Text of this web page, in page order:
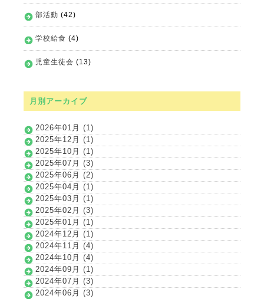
部活動 (42)
学校給食 (4)
児童生徒会 (13)
月別アーカイブ
2026年01月 (1)
2025年12月 (1)
2025年10月 (1)
2025年07月 (3)
2025年06月 (2)
2025年04月 (1)
2025年03月 (1)
2025年02月 (3)
2025年01月 (1)
2024年12月 (1)
2024年11月 (4)
2024年10月 (4)
2024年09月 (1)
2024年07月 (3)
2024年06月 (3)